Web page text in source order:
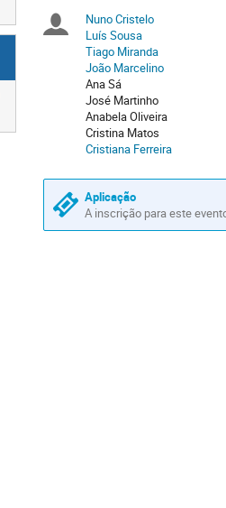
are
in
Europe/Lisbon
Presidentes
(Chairs)
Nuno Cristelo
Luís Sousa
Tiago Miranda
João Marcelino
Ana Sá
José Martinho
Anabela Oliveira
Cristina Matos
Cristiana Ferreira
Aplicação
A inscrição para este